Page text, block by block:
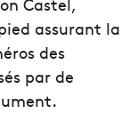
assurant la
des
par de